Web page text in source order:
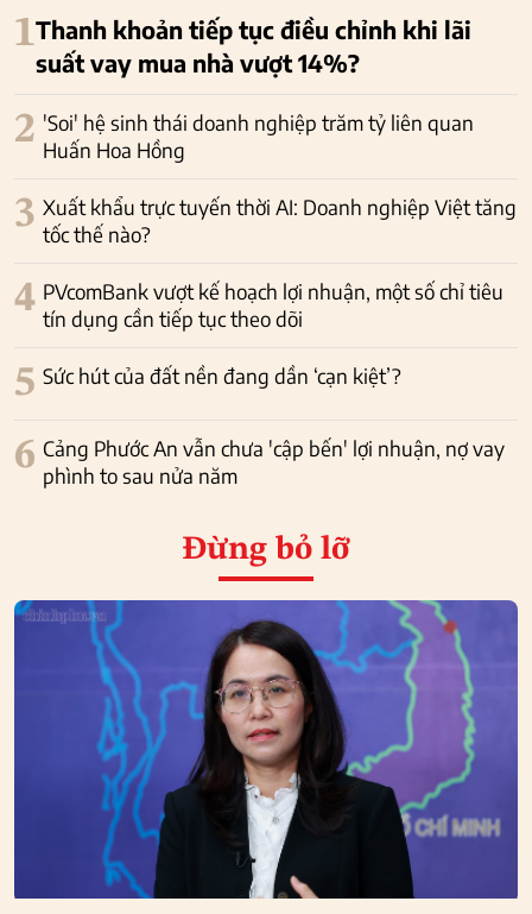
1Thanh khoản tiếp tục điều chỉnh khi lãi
suất vay mua nhà vượt 14%?
2 'Soi' hệ sinh thái doanh nghiệp trăm tỷ liên quan
Huấn Hoa Hồng
3 Xuất khẩu trực tuyến thời AI: Doanh nghiệp Việt tăng
tốc thế nào?
4 PVcomBank vượt kế hoạch lợi nhuận, một số chỉ tiêu
tín dụng cần tiếp tục theo dõi
5 Sức hút của đất nền đang dần ‘cạn kiệt’?
6 Cảng Phước An vẫn chưa 'cập bến' lợi nhuận, nợ vay
phình to sau nửa năm
Đừng bỏ lỡ